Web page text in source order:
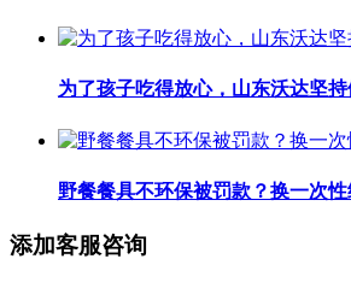
为了孩子吃得放心，山东沃达坚持
野餐餐具不环保被罚款？换一次性
添加客服咨询